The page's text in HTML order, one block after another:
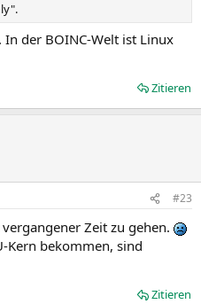
der BOINC-Welt ist Linux
Zitieren
#23
Zeit zu gehen.
Kern bekommen, sind
Zitieren